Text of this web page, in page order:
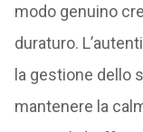
modo genuino
duraturo.
la gestione dello
mantenere la